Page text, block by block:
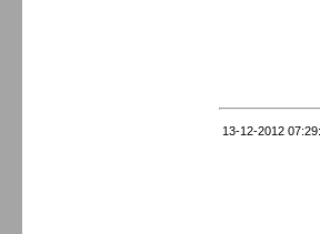
13-12-2012